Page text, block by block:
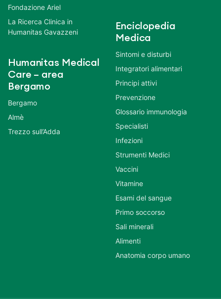
Fondazione Ariel
La Ricerca Clinica in
Humanitas Gavazzeni
Humanitas Medical
Care – area
Bergamo
Bergamo
Almè
Trezzo sull’Adda
Enciclopedia
Medica
Sintomi e disturbi
Integratori alimentari
Principi attivi
Prevenzione
Glossario immunologia
Specialisti
Infezioni
Strumenti Medici
Vaccini
Vitamine
Esami del sangue
Primo soccorso
Sali minerali
Alimenti
Anatomia corpo umano